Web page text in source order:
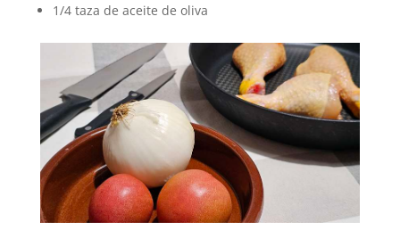
1/4 taza de aceite de oliva